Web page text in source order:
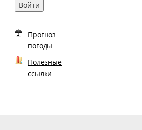
Войти
Прогноз
погоды
Полезные
ссылки